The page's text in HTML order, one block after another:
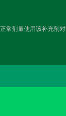
常剂量使用该补充剂